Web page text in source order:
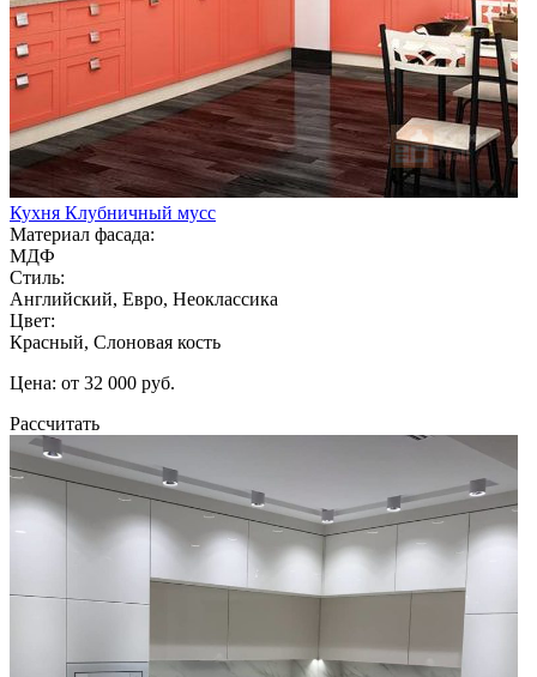
Кухня Клубничный мусс
Материал фасада:
МДФ
Стиль:
Английский, Евро, Неоклассика
Цвет:
Красный, Слоновая кость
Цена: от 32 000 руб.
Рассчитать